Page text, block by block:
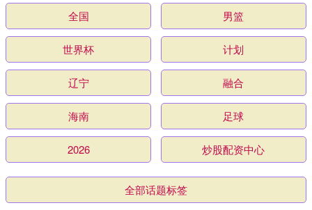
全国 男篮
世界杯 计划
辽宁 融合
海南 足球
2026 炒股配资中心
全部话题标签